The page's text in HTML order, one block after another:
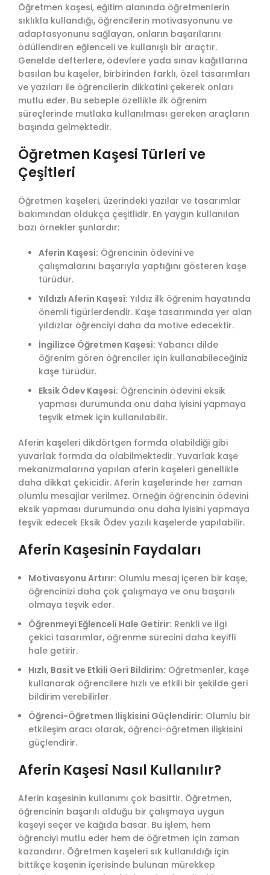
Öğretmen kaşesi, eğitim alanında öğretmenlerin
sıklıkla kullandığı, öğrencilerin motivasyonunu ve
adaptasyonunu sağlayan, onların başarılarını
ödüllendiren eğlenceli ve kullanışlı bir araçtır.
Genelde defterlere, ödevlere yada sınav kağıtlarına
basılan bu kaşeler, birbirinden farklı, özel tasarımları
ve yazıları ile öğrencilerin dikkatini çekerek onları
mutlu eder. Bu sebeple özellikle ilk öğrenim
süreçlerinde mutlaka kullanılması gereken araçların
başında gelmektedir.
Öğretmen Kaşesi Türleri ve
Çeşitleri
Öğretmen kaşeleri, üzerindeki yazılar ve tasarımlar
bakımından oldukça çeşitlidir. En yaygın kullanılan
bazı örnekler şunlardır:
Aferin Kaşesi: Öğrencinin ödevini ve
çalışmalarını başarıyla yaptığını gösteren kaşe
türüdür.
Yıldızlı Aferin Kaşesi: Yıldız ilk öğrenim hayatında
önemli figürlerdendir. Kaşe tasarımında yer alan
yıldızlar öğrenciyi daha da motive edecektir.
İngilizce Öğretmen Kaşesi: Yabancı dilde
öğrenim gören öğrenciler için kullanabileceğiniz
kaşe türüdür.
Eksik Ödev Kaşesi: Öğrencinin ödevini eksik
yapması durumunda onu daha iyisini yapmaya
teşvik etmek için kullanılabilir.
Aferin kaşeleri dikdörtgen formda olabildiği gibi
yuvarlak formda da olabilmektedir. Yuvarlak kaşe
mekanizmalarına yapılan aferin kaşeleri genellikle
daha dikkat çekicidir. Aferin kaşelerinde her zaman
olumlu mesajlar verilmez. Örneğin öğrencinin ödevini
eksik yapması durumunda onu daha iyisini yapmaya
teşvik edecek Eksik Ödev yazılı kaşelerde yapılabilir.
Aferin Kaşesinin Faydaları
Motivasyonu Artırır: Olumlu mesaj içeren bir kaşe,
öğrencinizi daha çok çalışmaya ve onu başarılı
olmaya teşvik eder.
Öğrenmeyi Eğlenceli Hale Getirir: Renkli ve ilgi
çekici tasarımlar, öğrenme sürecini daha keyifli
hale getirir.
Hızlı, Basit ve Etkili Geri Bildirim: Öğretmenler, kaşe
kullanarak öğrencilere hızlı ve etkili bir şekilde geri
bildirim verebilirler.
Öğrenci-Öğretmen İlişkisini Güçlendirir: Olumlu bir
etkileşim aracı olarak, öğrenci-öğretmen ilişkisini
güçlendirir.
Aferin Kaşesi Nasıl Kullanılır?
Aferin kaşesinin kullanımı çok basittir. Öğretmen,
öğrencinin başarılı olduğu bir çalışmaya uygun
kaşeyi seçer ve kağıda basar. Bu işlem, hem
öğrenciyi mutlu eder hem de öğretmen için zaman
kazandırır. Öğretmen kaşeleri sık kullanıldığı için
bittikçe kaşenin içerisinde bulunan mürekkep